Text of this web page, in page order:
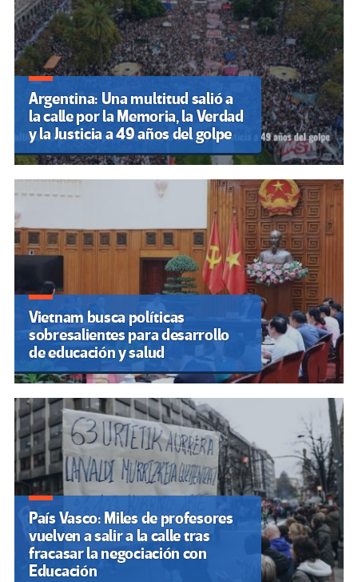
Argentina: Una multitud salió a
la calle por la Memoria, la Verdad
y la Justicia a 49 años del golpe
Vietnam busca políticas
sobresalientes para desarrollo
de educación y salud
País Vasco: Miles de profesores
vuelven a salir a la calle tras
fracasar la negociación con
Educación